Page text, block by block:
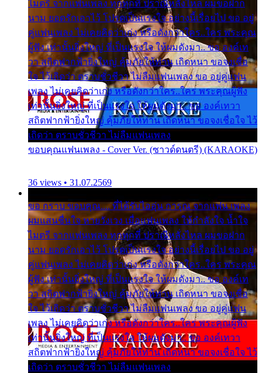
ไมตรี จากแฟนเพลง ทุกทุกที่ ปราณีหลั่งไหล ผมขอฝาก
นาม ยอดรักเอาไว้ โปรดเป็นแรงใจ อย่างนี้เรื่อยไป ขอ อยู่
คู่แฟนเพลง ไม่เคยคิดว่าเก่ง หรือดังกว่าใคร..ใคร พระคุณ
ผู้ฟัง เท่านั้นยิ่งใหญ่ ที่เป็นแรงใจ ให้ผมดังมา.. ขอ องค์เท
วา สถิตฟากฟ้ายิ่งใหญ่ คุ้มภัยให้ท่าน เถิดหนา ขอจงเชื่อ
ใจ ไว้เถิดว่า ตราบชั่วชีวา ไม่ลืมแฟนเพลง ขอ อยู่คู่แฟน
เพลง ไม่เคยคิดว่าเก่ง หรือดังกว่าใคร..ใคร พระคุณผู้ฟัง
เท่านั้นยิ่งใหญ่ ที่เป็นแรงใจ ให้ผมดังมา.. ขอ องค์เทวา
สถิตฟากฟ้ายิ่งใหญ่ คุ้มภัยให้ท่าน เถิดหนา ขอจงเชื่อใจ ไว้
เถิดว่า ตราบชั่วชีวา ไม่ลืมแฟนเพลง
ขอบคุณแฟนเพลง - Cover Ver. (ซาวด์ดนตรี) (KARAOKE)
36 views • 31.07.2569
ขอ กราบ ขอบคุณ.... ที่ได้รับไออุ่น การุณ จากแฟน เพลง
ผมแสนชื่นใจ หายวังเวง เมื่อแฟนเพลง ให้กำลังใจ น้ำใจ
ไมตรี จากแฟนเพลง ทุกทุกที่ ปราณีหลั่งไหล ผมขอฝาก
นาม ยอดรักเอาไว้ โปรดเป็นแรงใจ อย่างนี้เรื่อยไป ขอ อยู่
คู่แฟนเพลง ไม่เคยคิดว่าเก่ง หรือดังกว่าใคร..ใคร พระคุณ
ผู้ฟัง เท่านั้นยิ่งใหญ่ ที่เป็นแรงใจ ให้ผมดังมา.. ขอ องค์เท
วา สถิตฟากฟ้ายิ่งใหญ่ คุ้มภัยให้ท่าน เถิดหนา ขอจงเชื่อ
ใจ ไว้เถิดว่า ตราบชั่วชีวา ไม่ลืมแฟนเพลง ขอ อยู่คู่แฟน
เพลง ไม่เคยคิดว่าเก่ง หรือดังกว่าใคร..ใคร พระคุณผู้ฟัง
เท่านั้นยิ่งใหญ่ ที่เป็นแรงใจ ให้ผมดังมา.. ขอ องค์เทวา
สถิตฟากฟ้ายิ่งใหญ่ คุ้มภัยให้ท่าน เถิดหนา ขอจงเชื่อใจ ไว้
เถิดว่า ตราบชั่วชีวา ไม่ลืมแฟนเพลง